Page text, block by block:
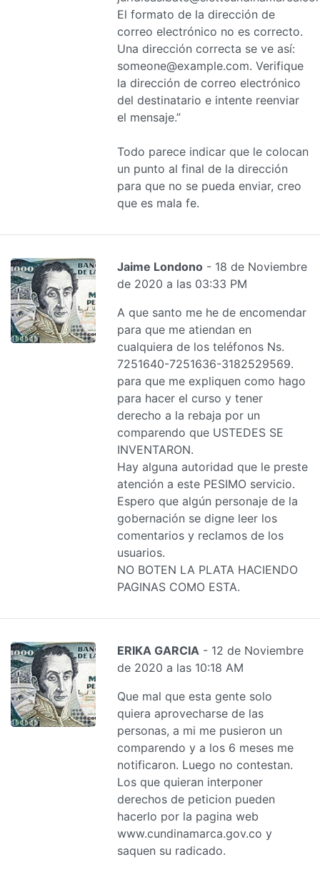
El formato de la dirección de
correo electrónico no es correcto.
Una dirección correcta se ve así:
someone@example.com. Verifique
la dirección de correo electrónico
del destinatario e intente reenviar
el mensaje.”
Todo parece indicar que le colocan
un punto al final de la dirección
para que no se pueda enviar, creo
que es mala fe.
Jaime Londono - 18 de Noviembre
de 2020 a las 03:33 PM
A que santo me he de encomendar
para que me atiendan en
cualquiera de los teléfonos Ns.
7251640-7251636-3182529569.
para que me expliquen como hago
para hacer el curso y tener
derecho a la rebaja por un
comparendo que USTEDES SE
INVENTARON.
Hay alguna autoridad que le preste
atención a este PESIMO servicio.
Espero que algún personaje de la
gobernación se digne leer los
comentarios y reclamos de los
usuarios.
NO BOTEN LA PLATA HACIENDO
PAGINAS COMO ESTA.
ERIKA GARCIA - 12 de Noviembre
de 2020 a las 10:18 AM
Que mal que esta gente solo
quiera aprovecharse de las
personas, a mi me pusieron un
comparendo y a los 6 meses me
notificaron. Luego no contestan.
Los que quieran interponer
derechos de peticion pueden
hacerlo por la pagina web
www.cundinamarca.gov.co y
saquen su radicado.